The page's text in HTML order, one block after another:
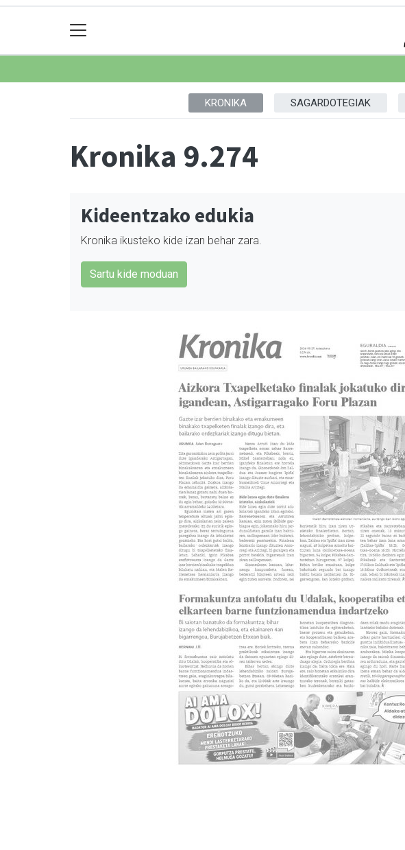
KRONIKA SAGARDOTEGIAK
Kronika 9.274
Kideentzako edukia
Kronika ikusteko kide izan behar zara.
Sartu kide moduan